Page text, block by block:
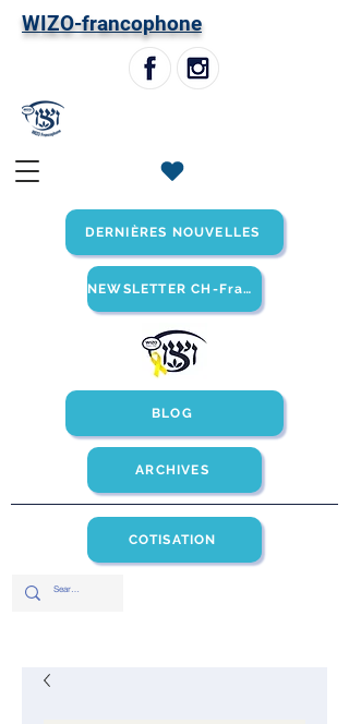
WIZO-francophone
ARCHIVES
DERNIÈRES NOUVELLES
COTISATION
NEWSLETTER CH-Francophone
BLOG